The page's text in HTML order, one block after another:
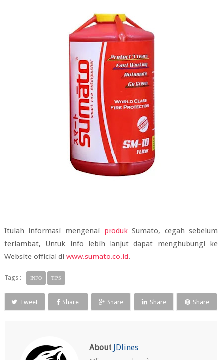
Itulah informasi mengenai produkSumato, cegah sebelum
terlambat, Untuk info lebih lanjut dapat menghubungi ke
Website official di www.sumato.co.id.
Tags : INFO TIPS
Tweet Share Share Share Share
About JDlines